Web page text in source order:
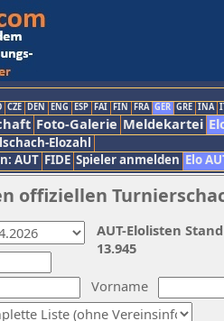
CZE DEN ENG ESP FAI FIN FRA GER GRE INA
Foto-Galerie Meldekartei
Elozahl
AUT FIDE Spieler anmelden Elo
offiziellen
Vorname
AUT-Elolisten
13.945